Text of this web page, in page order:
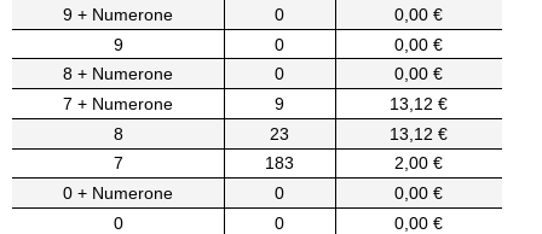
9 + Numerone
0
0,00 €
9
0
0,00 €
8 + Numerone
0
0,00 €
7 + Numerone
9
13,12 €
8
23
13,12 €
7
183
2,00 €
0 + Numerone
0
0,00 €
0
0
0,00 €